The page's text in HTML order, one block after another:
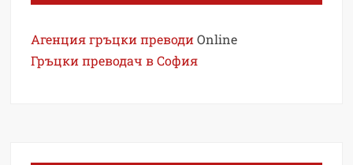
Агенция гръцки преводи Online
Гръцки преводач в София